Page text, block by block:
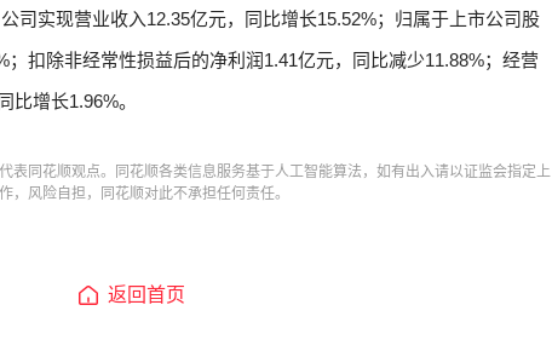
司实现营业收入12.35亿元，同比增长15.52%；归属于上市公司股
；扣除非经常性损益后的净利润1.41亿元，同比减少11.88%；经营
比增长1.96%。
表同花顺观点。同花顺各类信息服务基于人工智能算法，如有出入请以证监会指定上
风险自担，同花顺对此不承担任何责任。
返回首页